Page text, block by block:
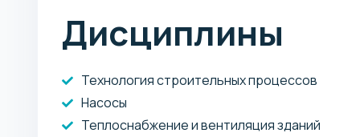
Дисциплины
Технология строительных процессов
Насосы
Теплоснабжение и вентиляция зданий